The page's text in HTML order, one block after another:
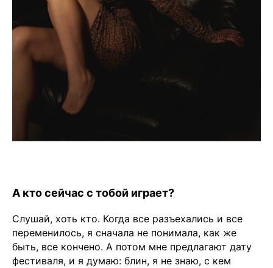
А кто сейчас с тобой играет?
Слушай, хоть кто. Когда все разъехались и все
переменилось, я сначала не понимала, как же
быть, все кончено. А потом мне предлагают дату
фестиваля, и я думаю: блин, я не знаю, с кем
*Instagram
Вконтакте
Телеграм
Написать редакции
Рекламодателям
ООО «Вам понравится»